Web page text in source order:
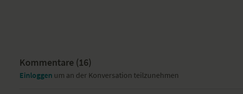
Kommentare (16)
Einloggen um an der Konversation teilzunehmen